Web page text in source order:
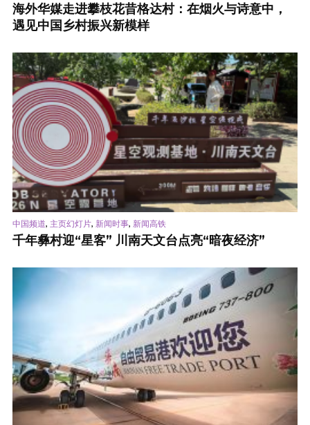
海外华媒走进攀枝花昔格达村：在烟火与诗意中，
遇见中国乡村振兴新模样
中国频道, 主页幻灯片, 新闻时事, 新闻高铁
千年彝村迎“星客” 川南天文台点亮“暗夜经济”